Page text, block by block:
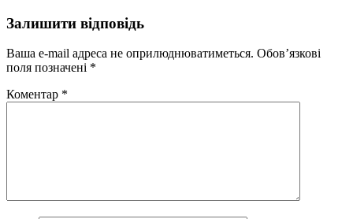
Залишити відповідь
Ваша e-mail адреса не оприлюднюватиметься. Обов’язкові
поля позначені *
Коментар *